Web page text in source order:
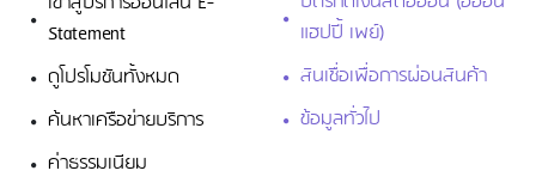
Statement
ดูโปรโมชันทั้งหมด
ค้นหาเครือข่ายบริการ
ค่าธรรมเนียม
แฮปปี้ เพย์)
สินเชื่อเพื่อการผ่อนสินค้า
ข้อมูลทั่วไป